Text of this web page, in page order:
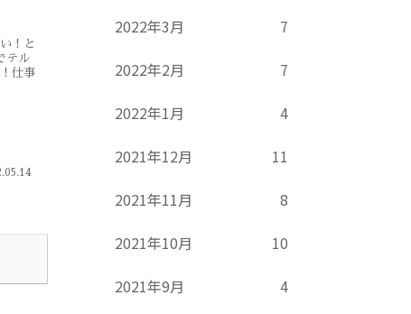
！と
テル
仕事
2022年3月
7
2022年2月
7
2022年1月
4
2021年12月
11
2021年11月
8
2021年10月
10
2021年9月
4